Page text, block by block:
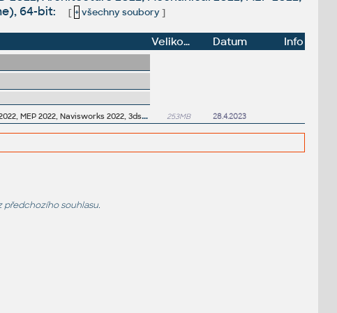
64-bit:
[ + všechny soubory]
Velikost Datum
Info
C
ivil 3D Object Enabler 2022.2.2 for AutoCAD 2022, LT 2022, Map 3D 2022, Architecture 2022, Mechanical 2022, MEP 2022, Navisworks 2022, 3ds Max 2022 (Civil 3D 2022 runtime), 64-bit 253MB 28.4.2023
předchozího souhlasu.